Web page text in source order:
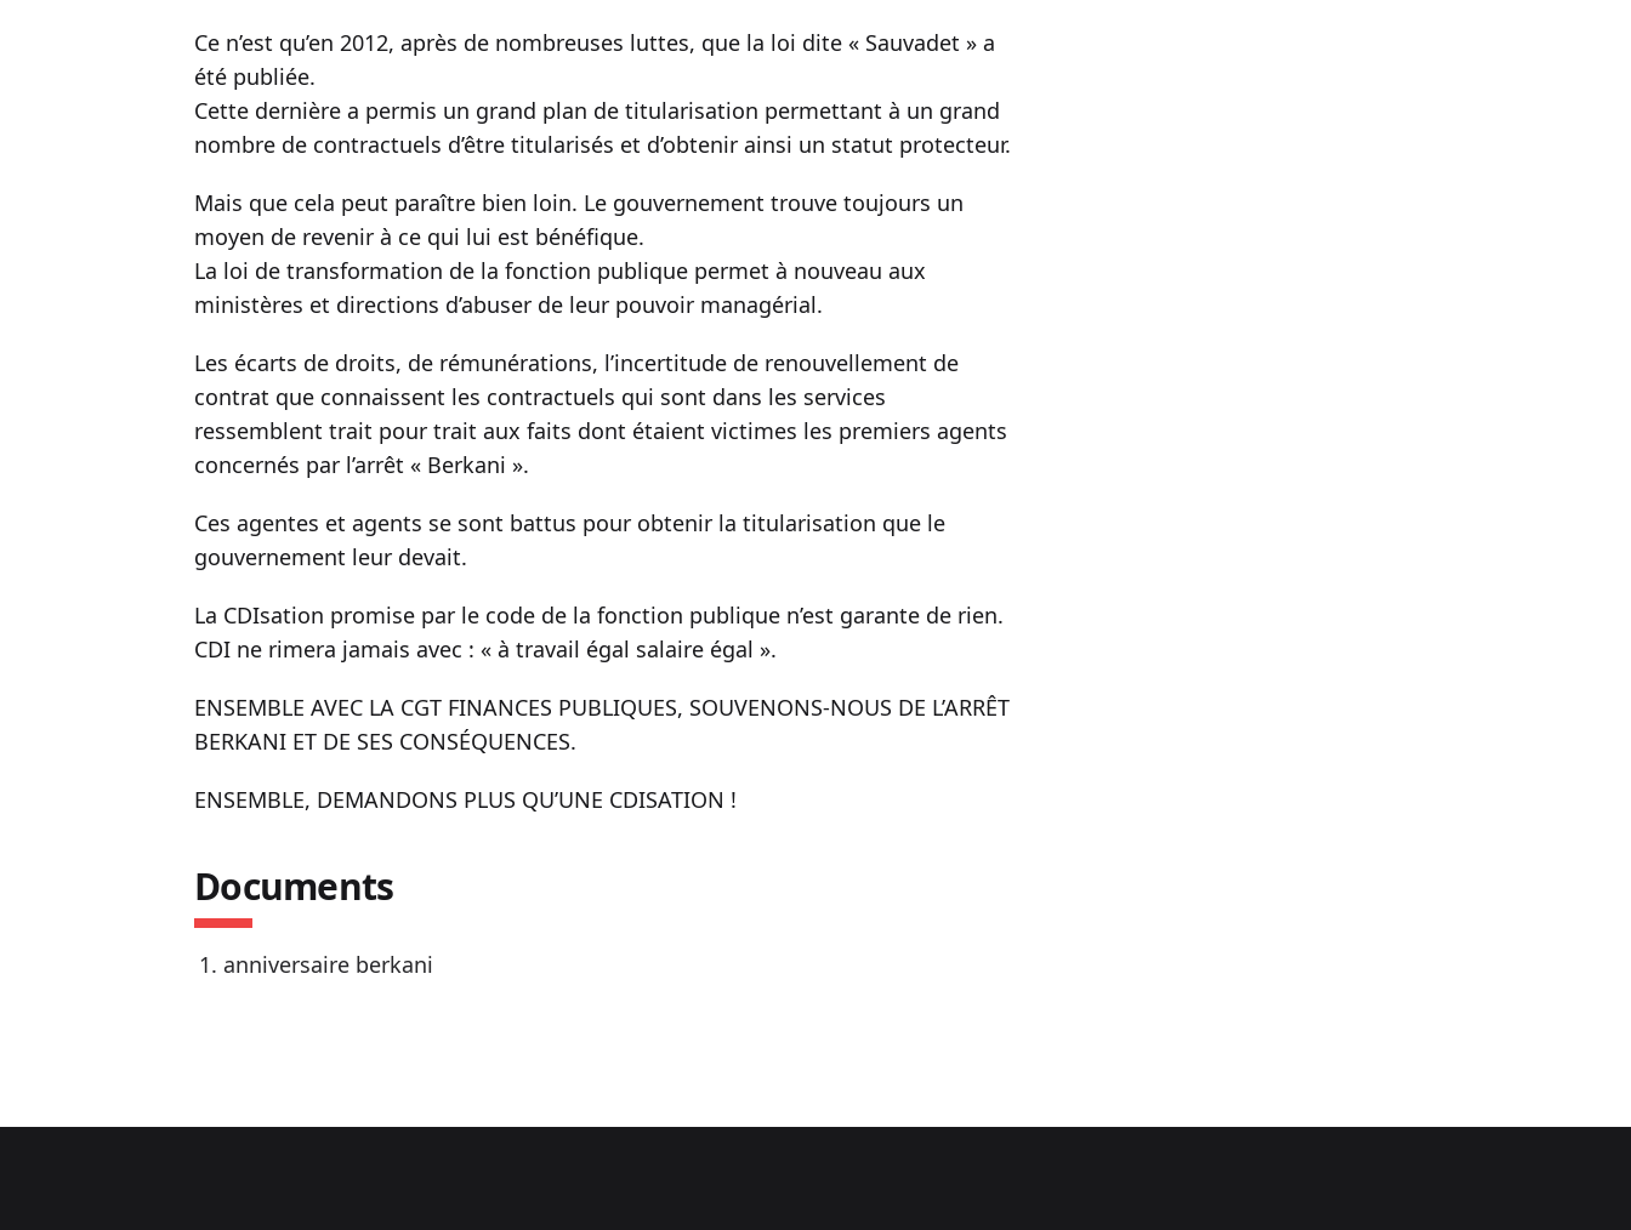
Ce n’est qu’en 2012, après de nombreuses luttes, que la loi dite « Sauvadet » a
été publiée.
Cette dernière a permis un grand plan de titularisation permettant à un grand
nombre de contractuels d’être titularisés et d’obtenir ainsi un statut protecteur.
Mais que cela peut paraître bien loin. Le gouvernement trouve toujours un
moyen de revenir à ce qui lui est bénéfique.
La loi de transformation de la fonction publique permet à nouveau aux
ministères et directions d’abuser de leur pouvoir managérial.
Les écarts de droits, de rémunérations, l’incertitude de renouvellement de
contrat que connaissent les contractuels qui sont dans les services
ressemblent trait pour trait aux faits dont étaient victimes les premiers agents
concernés par l’arrêt « Berkani ».
Ces agentes et agents se sont battus pour obtenir la titularisation que le
gouvernement leur devait.
La CDIsation promise par le code de la fonction publique n’est garante de rien.
CDI ne rimera jamais avec : « à travail égal salaire égal ».
ENSEMBLE AVEC LA CGT FINANCES PUBLIQUES, SOUVENONS-NOUS DE L’ARRÊT
BERKANI ET DE SES CONSÉQUENCES.
ENSEMBLE, DEMANDONS PLUS QU’UNE CDISATION !
Documents
anniversaire berkani